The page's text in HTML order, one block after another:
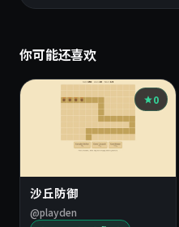
你可能还喜欢
0
沙丘防御
@playden